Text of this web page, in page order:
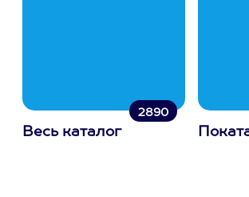
2890
Весь каталог